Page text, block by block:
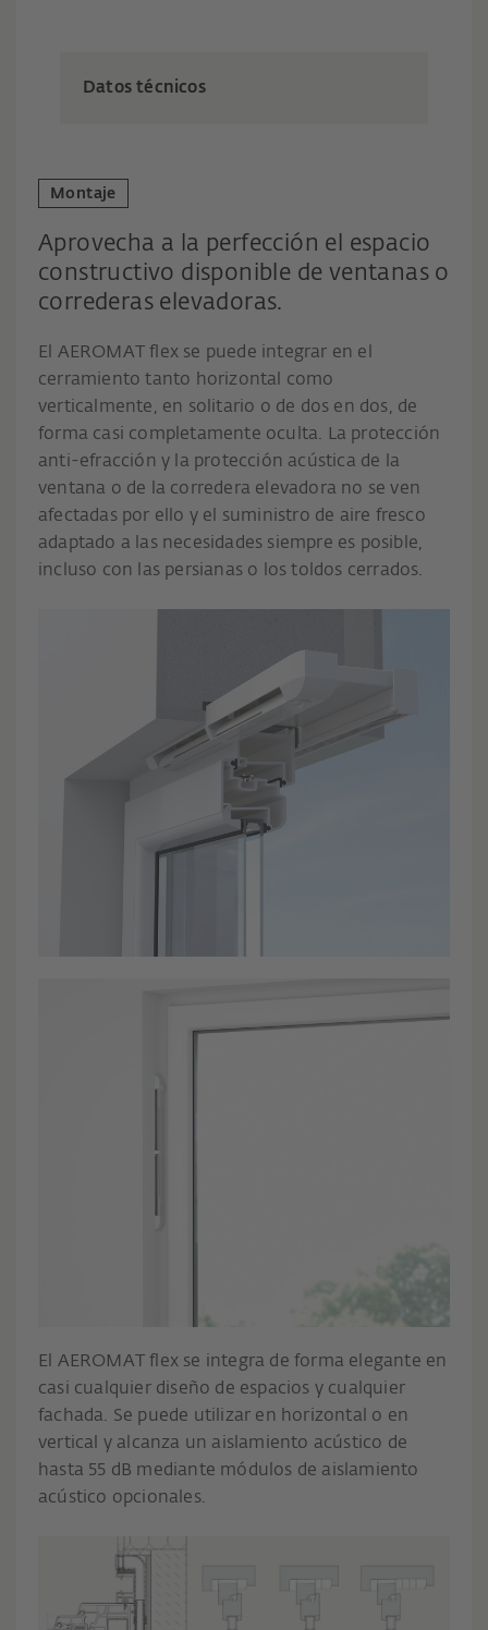
Datos técnicos
Montaje
Aprovecha a la perfección el espacio
constructivo disponible de ventanas o
correderas elevadoras.
El AEROMAT flex se puede integrar en el
cerramiento tanto horizontal como
verticalmente, en solitario o de dos en dos, de
forma casi completamente oculta. La protección
anti-efracción y la protección acústica de la
ventana o de la corredera elevadora no se ven
afectadas por ello y el suministro de aire fresco
adaptado a las necesidades siempre es posible,
incluso con las persianas o los toldos cerrados.
El AEROMAT flex se integra de forma elegante en
casi cualquier diseño de espacios y cualquier
fachada. Se puede utilizar en horizontal o en
vertical y alcanza un aislamiento acústico de
hasta 55 dB mediante módulos de aislamiento
acústico opcionales.